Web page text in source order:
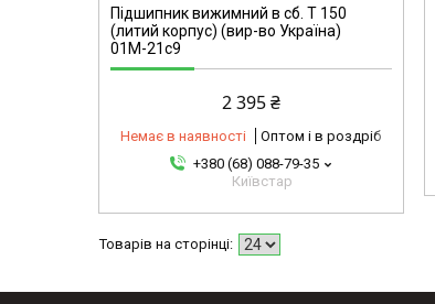
Підшипник вижимний в сб. Т 150
(литий корпус) (вир-во Україна)
01М-21с9
2 395 ₴
Немає в наявності
Оптом і в роздріб
+380 (68) 088-79-35
Київстар